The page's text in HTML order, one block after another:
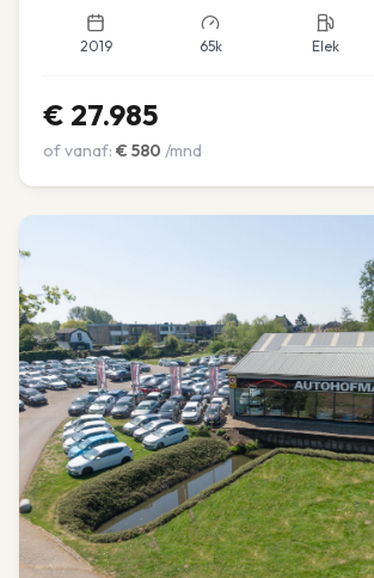
2019 65k Elek
€ 27.985
of vanaf: € 580 /mnd